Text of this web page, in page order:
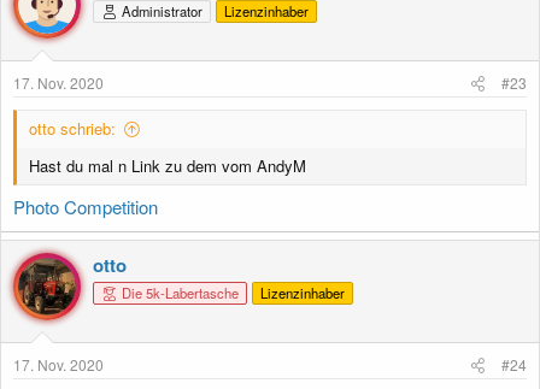
Administrator Lizenzinhaber
17. Nov. 2020 #23
otto schrieb:
Hast du mal n Link zu dem vom AndyM
Photo Competition
otto
Die 5k-Labertasche Lizenzinhaber
17. Nov. 2020 #24